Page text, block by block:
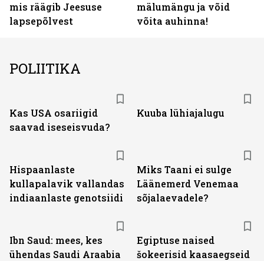
mis räägib Jeesuse
lapsepõlvest
mälumängu ja võid
võita auhinna!
POLIITIKA
Kas USA osariigid
saavad iseseisvuda?
Kuuba lühiajalugu
Hispaanlaste
kullapalavik vallandas
indiaanlaste genotsiidi
Miks Taani ei sulge
Läänemerd Venemaa
sõjalaevadele?
Ibn Saud: mees, kes
ühendas Saudi Araabia
Egiptuse naised
šokeerisid kaasaegseid